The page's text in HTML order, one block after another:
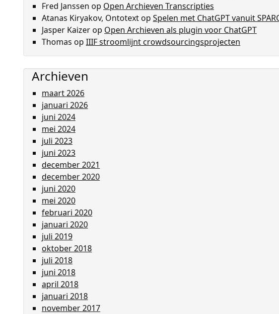
Fred Janssen op Open Archieven Transcripties
Atanas Kiryakov, Ontotextop Spelen met ChatGPT vanuit
Jasper Kaizerop Open Archieven als plugin voor ChatGPT
Thomas op IIIF stroomlijnt crowdsourcingsprojecten
Archieven
maart 2026
januari 2026
juni 2024
mei 2024
juli 2023
juni 2023
december 2021
december 2020
juni 2020
mei 2020
februari 2020
januari 2020
juli 2019
oktober 2018
juli 2018
juni 2018
april 2018
januari 2018
november 2017